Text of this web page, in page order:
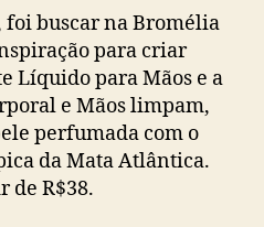
foi buscar na Bromélia
para criar
Líquido para Mãos e a
e Mãos limpam,
perfumada com o
da Mata Atlântica.
de R$38.